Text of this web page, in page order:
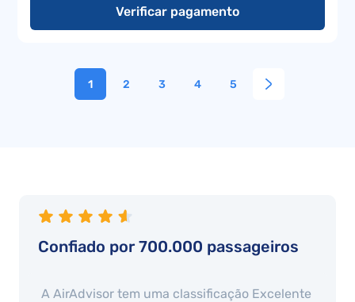
Verificar pagamento
1 2 3 4 5
Confiado por 700.000 passageiros
A AirAdvisor tem uma classificação Excelente